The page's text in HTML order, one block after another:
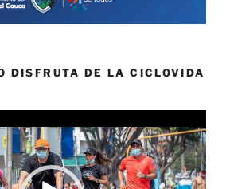
DISFRUTA DE LA CICLOVIDA